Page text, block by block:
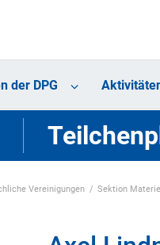
der DPG
Vereinigungen Sektion